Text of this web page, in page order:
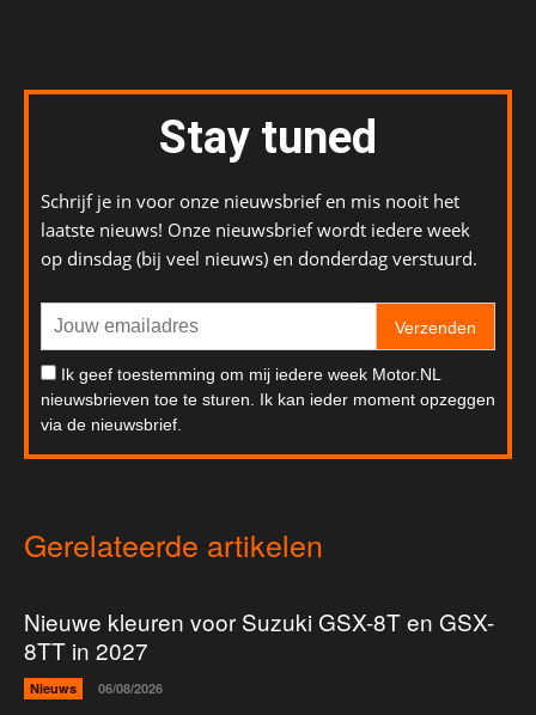
Stay tuned
Schrijf je in voor onze nieuwsbrief en mis nooit het
laatste nieuws! Onze nieuwsbrief wordt iedere week
op dinsdag (bij veel nieuws) en donderdag verstuurd.
Verzenden
Ik geef toestemming om mij iedere week Motor.NL
nieuwsbrieven toe te sturen. Ik kan ieder moment opzeggen
via de nieuwsbrief.
Gerelateerde artikelen
Nieuwe kleuren voor Suzuki GSX-8T en GSX-
8TT in 2027
Nieuws 06/08/2026